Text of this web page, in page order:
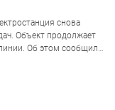
снова
Объект продолжает
Об этом сообщили
Кроме того,